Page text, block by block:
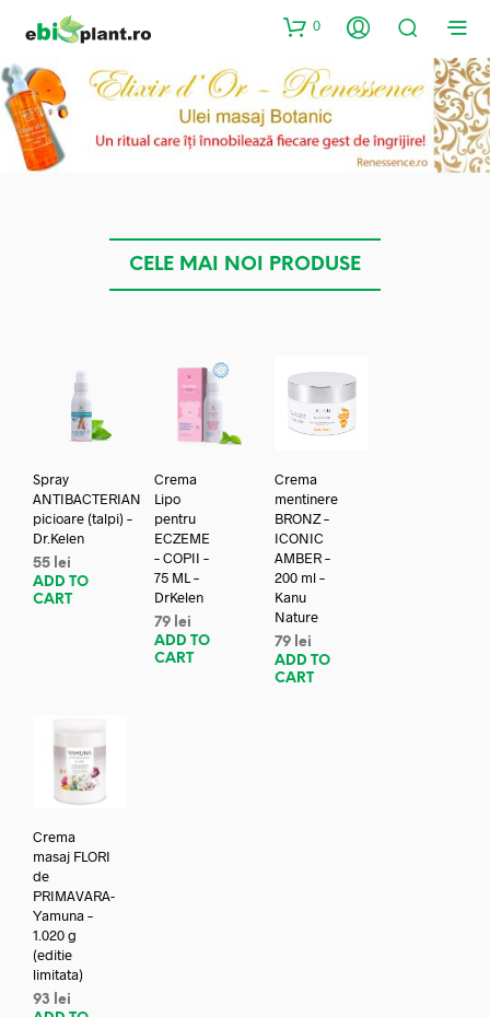
0
CELE MAI NOI PRODUSE
Spray
ANTIBACTERIAN
picioare (talpi) –
Dr.Kelen
55 lei
ADD TO
CART
Crema
Lipo
pentru
ECZEME
– COPII –
75 ML –
DrKelen
79 lei
ADD TO
CART
Crema
mentinere
BRONZ –
ICONIC
AMBER –
200 ml –
Kanu
Nature
79 lei
ADD TO
CART
Crema
masaj FLORI
de
PRIMAVARA-
Yamuna –
1.020 g
(editie
limitata)
93
lei